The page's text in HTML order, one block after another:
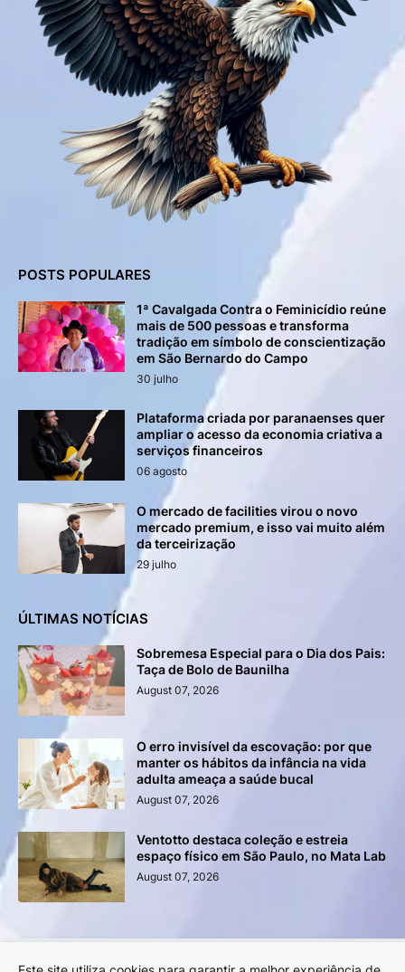
POSTS POPULARES
1ª Cavalgada Contra o Feminicídio reúne
mais de 500 pessoas e transforma
tradição em símbolo de conscientização
em São Bernardo do Campo
30 julho
Plataforma criada por paranaenses quer
ampliar o acesso da economia criativa a
serviços financeiros
06 agosto
O mercado de facilities virou o novo
mercado premium, e isso vai muito além
da terceirização
29 julho
ÚLTIMAS NOTÍCIAS
Sobremesa Especial para o Dia dos Pais:
Taça de Bolo de Baunilha
August 07, 2026
O erro invisível da escovação: por que
manter os hábitos da infância na vida
adulta ameaça a saúde bucal
August 07, 2026
Ventotto destaca coleção e estreia
espaço físico em São Paulo, no Mata Lab
August 07, 2026